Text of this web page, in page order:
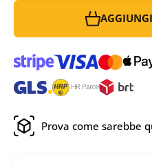
Prova come sarebbe